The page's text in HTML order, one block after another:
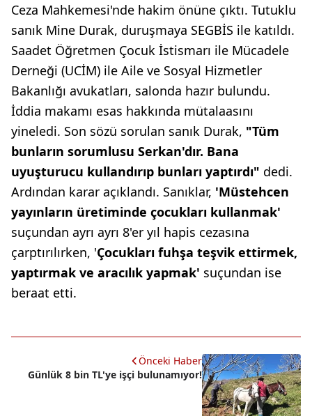
Ceza Mahkemesi'nde hakim önüne çıktı. Tutuklu
sanık Mine Durak, duruşmaya SEGBİS ile katıldı.
Saadet Öğretmen Çocuk İstismarı ile Mücadele
Derneği (UCİM) ile Aile ve Sosyal Hizmetler
Bakanlığı avukatları, salonda hazır bulundu.
İddia makamı esas hakkında mütalaasını
yineledi. Son sözü sorulan sanık Durak, "Tüm
bunların sorumlusu Serkan'dır. Bana
uyuşturucu kullandırıp bunları yaptırdı" dedi.
Ardından karar açıklandı. Sanıklar, 'Müstehcen
yayınların üretiminde çocukları kullanmak'
suçundan ayrı ayrı 8'er yıl hapis cezasına
çarptırılırken, 'Çocukları fuhşa teşvik ettirmek,
yaptırmak ve aracılık yapmak' suçundan ise
beraat etti.
Önceki Haber
Günlük 8 bin TL'ye işçi bulunamıyor!